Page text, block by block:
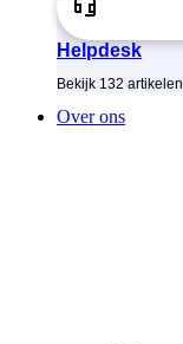
Helpdesk
Bekijk 132 artikelen
Over ons